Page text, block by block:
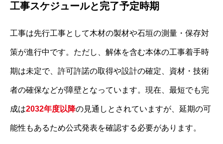
工事スケジュールと完了予定時期
工事は先行工事として木材の製材や石垣の測量・保存対
策が進行中です。ただし、解体を含む本体の工事着手時
期は未定で、許可許諾の取得や設計の確定、資材・技術
者の確保などが障壁となっています。現在、最短でも完
成は2032年度以降の見通しとされていますが、延期の可
能性もあるため公式発表を確認する必要があります。